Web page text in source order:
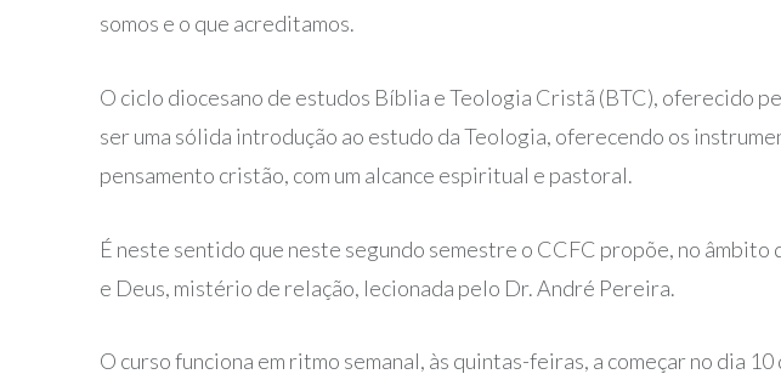
somos e o que acreditamos.
O ciclo diocesano de estudos Bíblia e Teologia Cristã (BTC), oferecido
ser uma sólida introdução ao estudo da Teologia, oferecendo os
pensamento cristão, com um alcance espiritual e pastoral.
É neste sentido que neste segundo semestre o CCFC propõe, no
e Deus, mistério de relação, lecionada pelo Dr. André Pereira.
O curso funciona em ritmo semanal, às quintas-feiras, a começar no dia